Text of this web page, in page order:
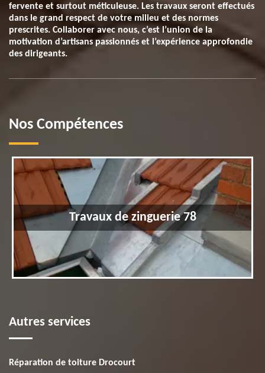
fervente et surtout méticuleuse. Les travaux seront effectués
dans le grand respect de votre milieu et des normes
prescrites. Collaborer avec nous, c’est l’union de la
motivation d’artisans passionnés et l’expérience approfondie
des dirigeants.
Nos Compétences
Travaux de zinguerie 78
Autres services
Réparation de toiture Drocourt